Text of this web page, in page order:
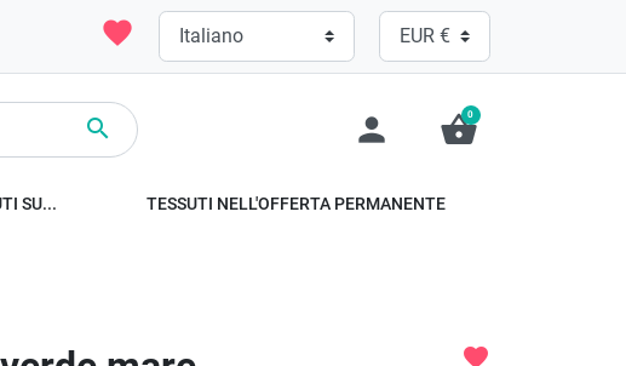
favorite
 person shopping_basket
0
SU... TESSUTI NELL'OFFERTA PERMANENTE
favorite